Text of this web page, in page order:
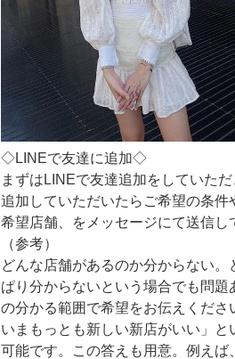
◇LINEで友達に追加◇
まずはLINEで友達追加をしていただ
追加していただいたらご希望の条
希望店舗、をメッセージにて送信し
（参考）
どんな店舗があるのか分からない
ぱり分からないという場合でも問
の分かる範囲で希望をお伝えくださ
いまもっとも新しい新店がいい」
可能です。この答えも用意。例え